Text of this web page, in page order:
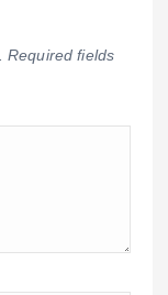
Required fields